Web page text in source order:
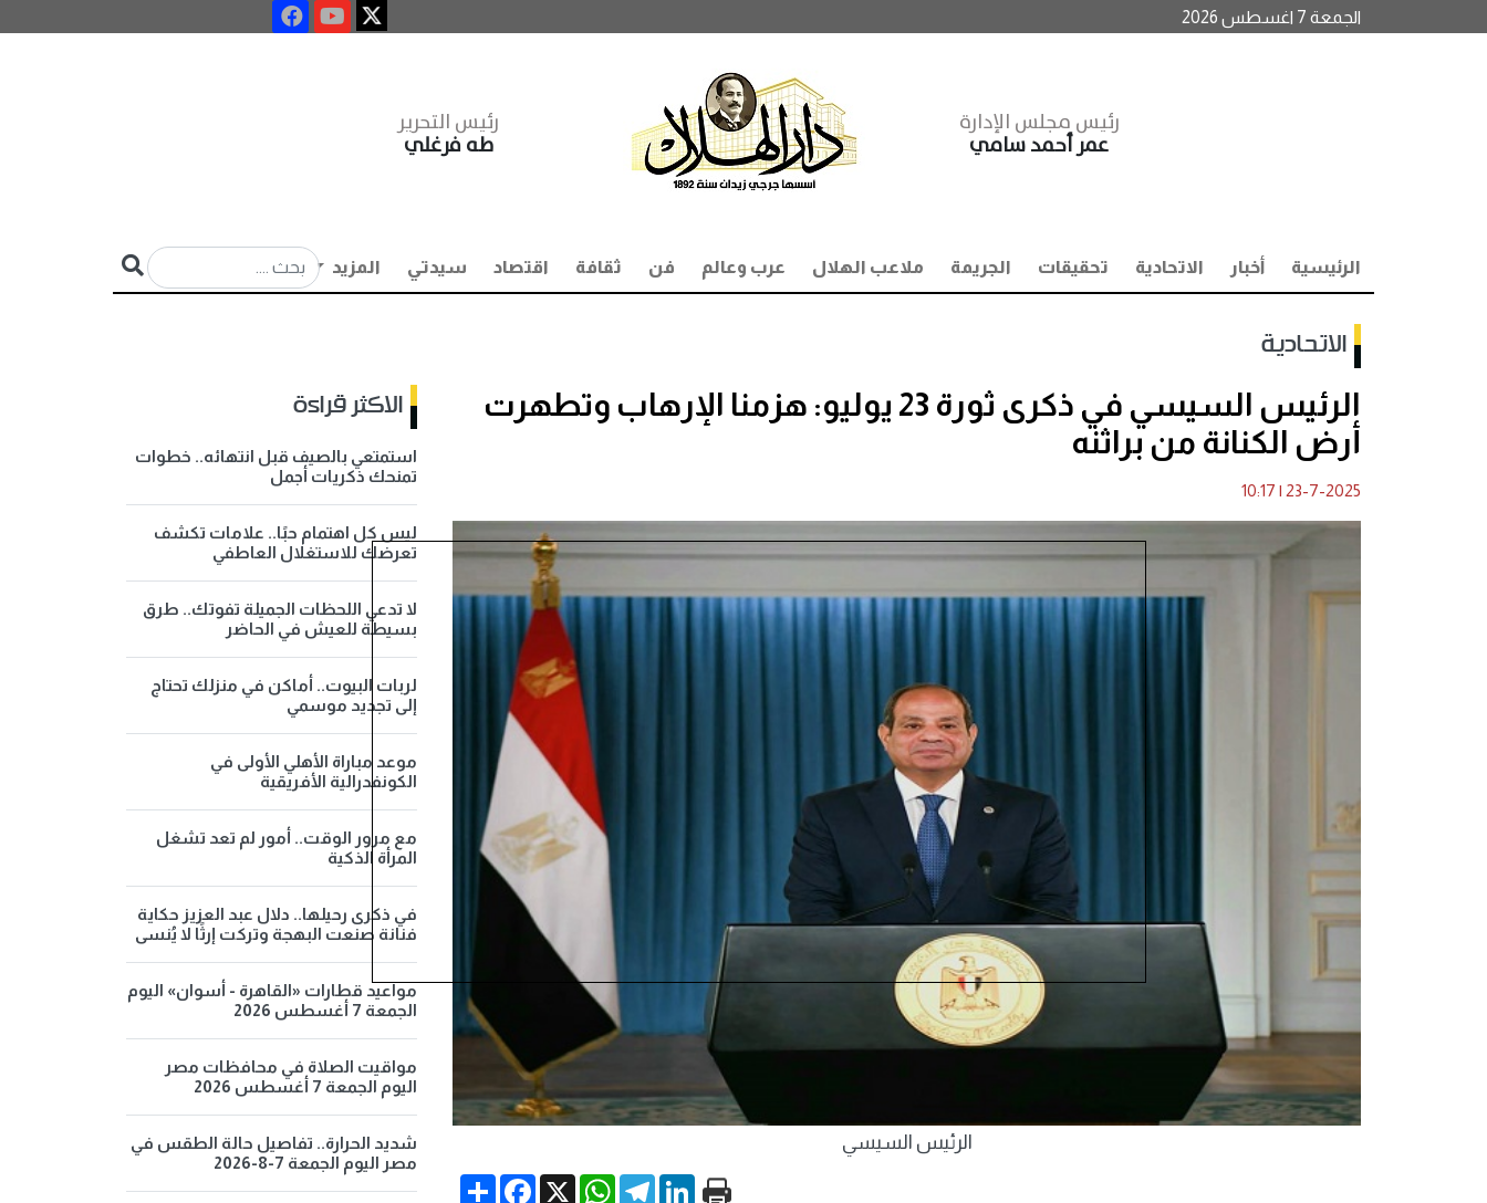
الجمعة 7 اغسطس 2026
رئيس مجلس الإدارة
عمر أحمد سامي
رئيس التحرير
طه فرغلي
الرئيسية أخبار الاتحادية تحقيقات الجريمة ملاعب الهلال عرب وعالم فن ثقافة اقتصاد سيدتي المزيد
الاتحادية
الرئيس السيسي في ذكرى ثورة 23 يوليو: هزمنا الإرهاب وتطهرت
أرض الكنانة من براثنه
23-7-2025
|
10:17
الرئيس السيسي
Share
Facebook X
WhatsApp
TelegramLinkedIn
الاكثر قراءة
استمتعي بالصيف قبل انتهائه.. خطوات
تمنحك ذكريات أجمل
ليس كل اهتمام حبًا.. علامات تكشف
تعرضك للاستغلال العاطفي
لا تدعي اللحظات الجميلة تفوتك.. طرق
بسيطة للعيش في الحاضر
لربات البيوت.. أماكن في منزلك تحتاج
إلى تجديد موسمي
موعد مباراة الأهلي الأولى في
الكونفدرالية الأفريقية
مع مرور الوقت.. أمور لم تعد تشغل
المرأة الذكية
في ذكرى رحيلها.. دلال عبد العزيز حكاية
فنانة صنعت البهجة وتركت إرثًا لا يُنسى
مواعيد قطارات «القاهرة - أسوان» اليوم
الجمعة 7 أغسطس 2026
مواقيت الصلاة في محافظات مصر
اليوم الجمعة 7 أغسطس 2026
شديد الحرارة.. تفاصيل حالة الطقس في
مصر اليوم الجمعة 7-8-2026